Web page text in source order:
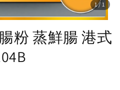
1/1
粉 蒸鮮腸 港式